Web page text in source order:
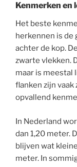
Kenmerken en
Het beste
herkennen is de
achter de kop.
zwarte vlekken.
maar is meestal
flanken zijn vaak
opvallend
In Nederland
dan 1,20 meter.
blijven wat
meter. In